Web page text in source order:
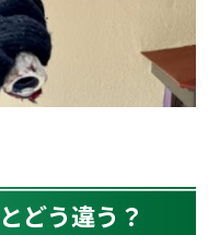
どう違う？